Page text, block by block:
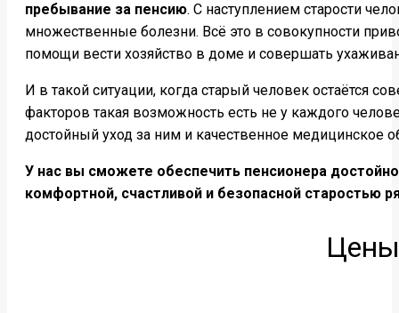
пребывание за пенсию. С наступлением старости
множественные болезни. Всё это в совокупности
помощи вести хозяйство в доме и совершать
И в такой ситуации, когда старый человек остаётся
факторов такая возможность есть не у каждого
достойный уход за ним и качественное
У нас вы сможете обеспечить пенсионера
комфортной, счастливой и безопасной старостью